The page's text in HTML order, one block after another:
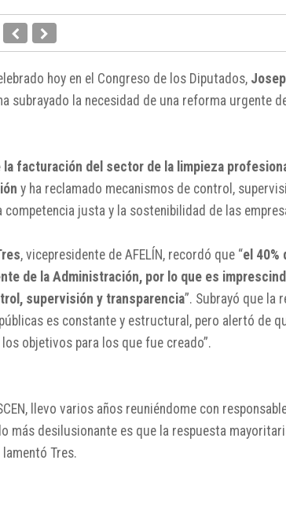
hoy en el Congreso de los Diputados,
subrayado la necesidad de una reforma urgente
la facturación del sector de la limpieza
y ha reclamado mecanismos de control,
justa y la sostenibilidad de las
, vicepresidente de AFELÍN, recordó que “el 40%
de la Administración, por lo que es
supervisión y transparencia”. Subrayó que la
es constante y estructural, pero alertó de
objetivos para los que fue creado”.
llevo varios años reuniéndome con
más desilusionante es que la respuesta
lamentó Tres.